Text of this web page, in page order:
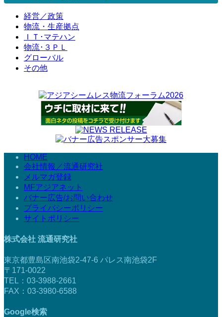
経営／政策
物流・生産拠点
ＩＴ･マテハン
物流･３ＰＬ
グローバル
その他
HOME
会社情報／流通研究社
メルマガ登録
MFアジアネット
バナー広告/お問い合わせ
プライバシーポリシー
サイトポリシー
株式会社 流通研究社
東京都豊島区南池袋2-47-6 パレス南池袋2F
〒171-0022
TEL：03-3988-2661
FAX：03-3980-6588
Google検索